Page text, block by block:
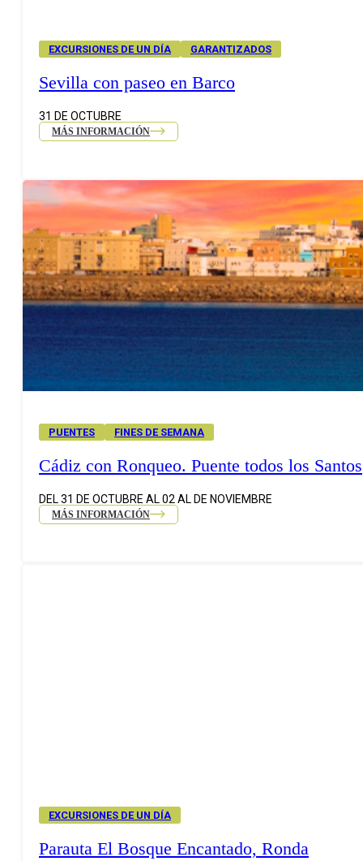
EXCURSIONES DE UN DÍA GARANTIZADOS
Sevilla con paseo en Barco
31 DE OCTUBRE
MÁS INFORMACIÓN
PUENTES FINES DE SEMANA
Cádiz con Ronqueo. Puente todos los Santos
DEL 31 DE OCTUBRE AL 02 AL DE NOVIEMBRE
MÁS INFORMACIÓN
EXCURSIONES DE UN DÍA
Parauta El Bosque Encantado, Ronda